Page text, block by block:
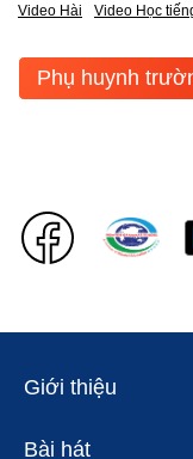
Video Hài Video Học
Phụ huynh
Giới thiệu
Bài hát